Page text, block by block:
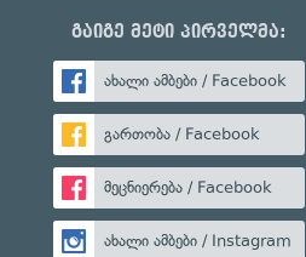
გაიგე მეტი პირველმა:
ახალი ამბები / Facebook
გართობა / Facebook
მეცნიერება / Facebook
ახალი ამბები / Instagram